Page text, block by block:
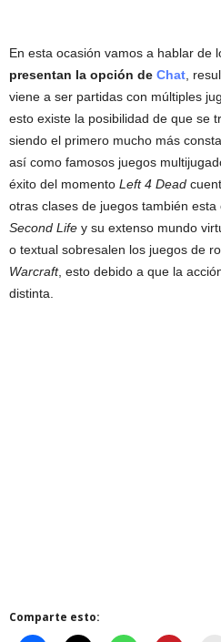
En esta ocasión vamos a hablar de
presentan la opción de Chat ,
viene a ser partidas con múltiples
esto existe la posibilidad de que se
siendo el primero mucho más
así como famosos juegos
éxito del momento Left 4 Dead
otras clases de juegos también
Second Life y su extenso mundo
o textual sobresalen los juegos de
Warcraft, esto debido a que la
distinta.
Comparte esto: